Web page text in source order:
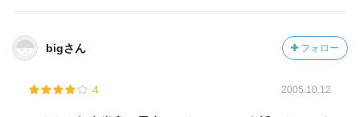
bigさん フォロー
4 2005.10.12